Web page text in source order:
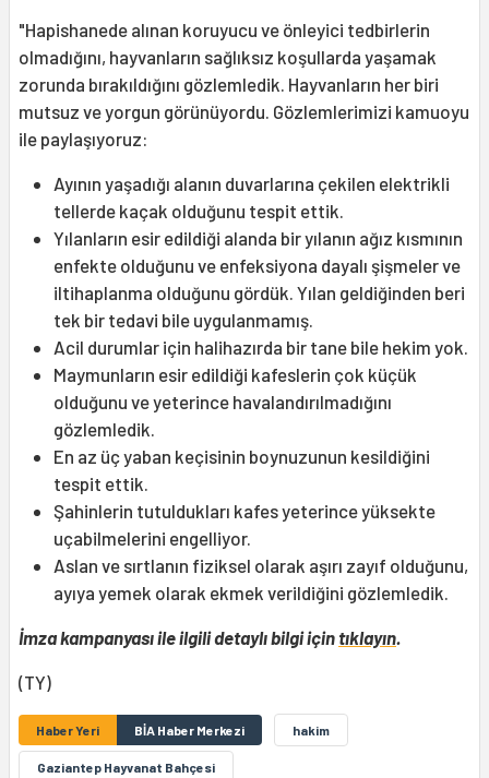
"Hapishanede alınan koruyucu ve önleyici tedbirlerin
olmadığını, hayvanların sağlıksız koşullarda yaşamak
zorunda bırakıldığını gözlemledik. Hayvanların her biri
mutsuz ve yorgun görünüyordu. Gözlemlerimizi kamuoyu
ile paylaşıyoruz:
Ayının yaşadığı alanın duvarlarına çekilen elektrikli
tellerde kaçak olduğunu tespit ettik.
Yılanların esir edildiği alanda bir yılanın ağız kısmının
enfekte olduğunu ve enfeksiyona dayalı şişmeler ve
iltihaplanma olduğunu gördük. Yılan geldiğinden beri
tek bir tedavi bile uygulanmamış.
Acil durumlar için halihazırda bir tane bile hekim yok.
Maymunların esir edildiği kafeslerin çok küçük
olduğunu ve yeterince havalandırılmadığını
gözlemledik.
En az üç yaban keçisinin boynuzunun kesildiğini
tespit ettik.
Şahinlerin tutuldukları kafes yeterince yüksekte
uçabilmelerini engelliyor.
Aslan ve sırtlanın fiziksel olarak aşırı zayıf olduğunu,
ayıya yemek olarak ekmek verildiğini gözlemledik.
İmza kampanyası ile ilgili detaylı bilgi için tıklayın.
(TY)
Haber Yeri BİA Haber Merkezi hakim
Gaziantep Hayvanat Bahçesi